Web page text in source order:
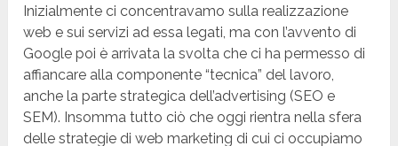
Inizialmente ci concentravamo sulla realizzazione
web e sui servizi ad essa legati, ma con l’avvento di
Google poi è arrivata la svolta che ci ha permesso di
affiancare alla componente “tecnica” del lavoro,
anche la parte strategica dell’advertising (SEO e
SEM). Insomma tutto ciò che oggi rientra nella sfera
delle strategie di web marketing di cui ci occupiamo